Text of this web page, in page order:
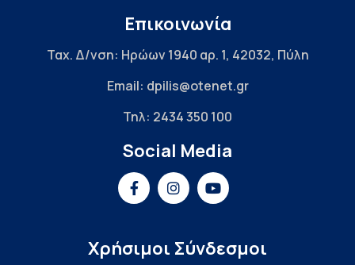
Επικοινωνία
Ταχ. Δ/νση: Ηρώων 1940 αρ. 1, 42032, Πύλη
Email: dpilis@otenet.gr
Τηλ: 2434 350 100
Social Media
Χρήσιμοι Σύνδεσμοι